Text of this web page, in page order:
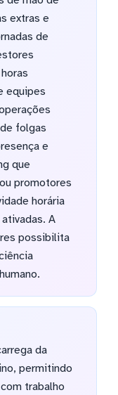
extras e
de
equipes
folgas
e
que
promotores
horária
A
possibilita
da
permitindo
trabalho